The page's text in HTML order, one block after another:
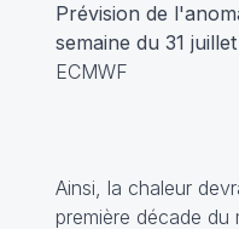
Prévision de
semaine du 31
ECMWF
Ainsi, la chaleur
première décade